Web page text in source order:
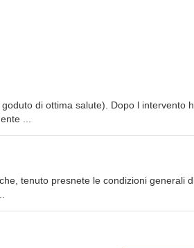
di ottima salute). Dopo l intervento
...
tenuto presnete le condizioni generali